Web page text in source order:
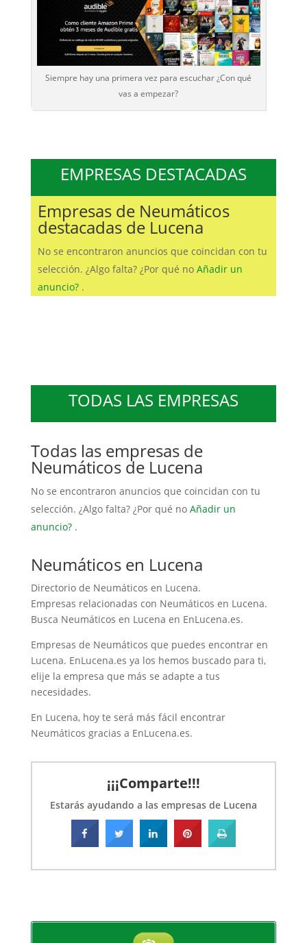
Siempre hay una primera vez para escuchar ¿Con qué
vas a empezar?
EMPRESAS DESTACADAS
Empresas de Neumáticos
destacadas de Lucena
No se encontraron anuncios que coincidan con tu
selección. ¿Algo falta? ¿Por qué no Añadir un
anuncio? .
TODAS LAS EMPRESAS
Todas las empresas de
Neumáticos de Lucena
No se encontraron anuncios que coincidan con tu
selección. ¿Algo falta? ¿Por qué no Añadir un
anuncio? .
Neumáticos en Lucena
Directorio de Neumáticos en Lucena.
Empresas relacionadas con Neumáticos en Lucena.
Busca Neumáticos en Lucena en EnLucena.es.
Empresas de Neumáticos que puedes encontrar en
Lucena. EnLucena.es ya los hemos buscado para ti,
elije la empresa que más se adapte a tus
necesidades.
En Lucena, hoy te será más fácil encontrar
Neumáticos gracias a EnLucena.es.
¡¡¡Comparte!!!
Estarás ayudando a las empresas de Lucena